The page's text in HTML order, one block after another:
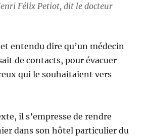
Félix Petiot, dit le docteur
entendu dire qu’un médecin
de contacts, pour évacuer
qui le souhaitaient vers
il s’empresse de rendre
dans son hôtel particulier du